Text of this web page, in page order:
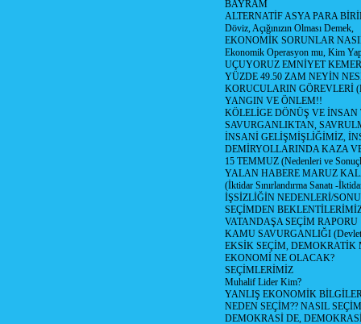
BAYRAM
ALTERNATİF ASYA PARA
Döviz, Açığınızın Olması Demek,
EKONOMİK SORUNLAR
Ekonomik Operasyon mu, Kim
UÇUYORUZ EMNİYET
YÜZDE 49.50 ZAM NEYİN
KORUCULARIN GÖREVLERİ
YANGIN VE ÖNLEM!!
KÖLELİGE DÖNÜŞ VE İNSAN
SAVURGANLIKTAN,
İNSANİ GELİŞMİŞLİĞİMİZ,
DEMİRYOLLARINDA KAZA
15 TEMMUZ (Nedenleri ve
YALAN HABERE MARUZ
(İktidar Sınırlandırma Sanatı -
İŞSİZLİĞİN NEDENLERİ/
SEÇİMDEN
VATANDAŞA SEÇİM RAPORU
KAMU SAVURGANLIĞI (Devlet
EKSİK SEÇİM, DEMOKRATİK
EKONOMİ NE OLACAK?
SEÇİMLERİMİZ
Muhalif Lider Kim?
YANLIŞ EKONOMİK
NEDEN SEÇİM?? NASIL
DEMOKRASİ DE,